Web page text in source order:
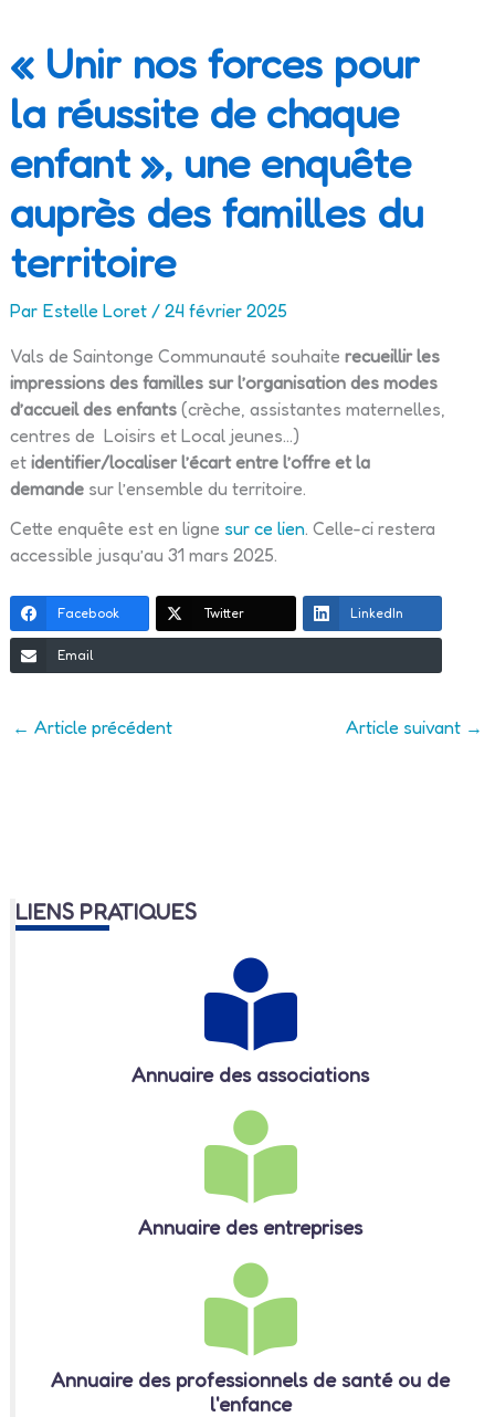
« Unir nos forces pour
la réussite de chaque
enfant », une enquête
auprès des familles du
territoire
Par Estelle Loret / 24 février 2025
Vals de Saintonge Communauté souhaite recueillir les
impressions des familles sur l’organisation des modes
d’accueil des enfants(crèche, assistantes maternelles,
centres de Loisirs et Local jeunes…)
et identifier/localiser l’écart entre l’offre et la
demandesur l’ensemble du territoire.
Cette enquête est en ligne sur ce lien. Celle-ci restera
accessible jusqu’au 31 mars 2025.
Facebook Twitter LinkedIn
Email
← Article précédent Article suivant →
LIENS PRATIQUES
Annuaire des associations
Annuaire des entreprises
Annuaire des professionnels de santé ou de
l'enfance